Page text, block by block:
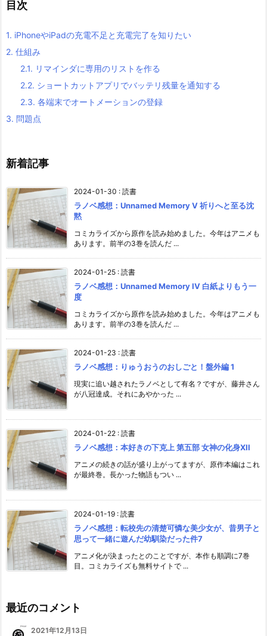
目次
1. iPhoneやiPadの充電不足と充電完了を知りたい
2. 仕組み
2.1. リマインダに専用のリストを作る
2.2. ショートカットアプリでバッテリ残量を通知する
2.3. 各端末でオートメーションの登録
3. 問題点
新着記事
2024-01-30 : 読書
ラノベ感想：Unnamed Memory V 祈りへと至る沈
黙
コミカライズから原作を読み始めました。今年はアニメも
あります。前半の3巻を読んだ ...
2024-01-25 : 読書
ラノベ感想：Unnamed Memory IV 白紙よりもう一
度
コミカライズから原作を読み始めました。今年はアニメも
あります。前半の3巻を読んだ ...
2024-01-23 : 読書
ラノベ感想：りゅうおうのおしごと！盤外編 1
現実に追い越されたラノベとして有名？ですが、藤井さん
が八冠達成。それにあやかった ...
2024-01-22 : 読書
ラノベ感想：本好きの下克上 第五部 女神の化身XII
アニメの続きの話が盛り上がってますが、原作本編はこれ
が最終巻。長かった物語もつい ...
2024-01-19 : 読書
ラノベ感想：転校先の清楚可憐な美少女が、昔男子と
思って一緒に遊んだ幼馴染だった件7
アニメ化が決まったとのことですが、本作も順調に7巻
目。コミカライズも無料サイトで ...
最近のコメント
2021年12月13日